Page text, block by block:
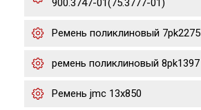
900.3747-01(75.3777-01)
Ремень поликлиновый 7pk2275
ремень поликлиновый 8pk1397
Ремень jmc 13х850